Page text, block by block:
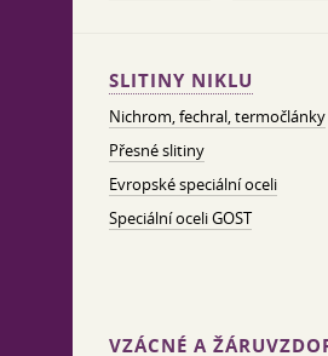
SLITINY NIKLU
Nichrom, fechral, termočlánky
Přesné slitiny
Evropské speciální oceli
Speciální oceli GOST
VZÁCNÉ A